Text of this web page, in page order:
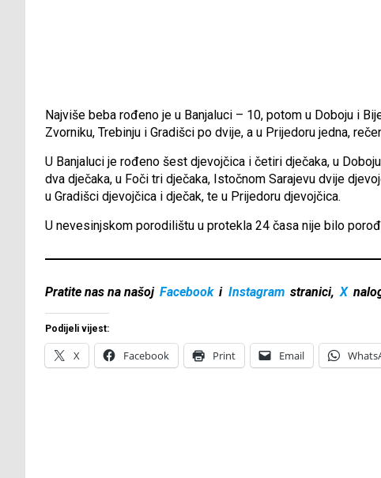
Najviše beba rođeno je u Banjaluci – 10, potom u Doboju i
Zvorniku, Trebinju i Gradišci po dvije, a u Prijedoru jedna,
U Banjaluci je rođeno šest djevojčica i četiri dječaka, u
dva dječaka, u Foči tri dječaka, Istočnom Sarajevu dvije
u Gradišci djevojčica i dječak, te u Prijedoru djevojčica.
U nevesinjskom porodilištu u protekla 24 časa nije bilo
Pratite nas na našoj Facebook i Instagram stranici, X
Podijeli vijest:
X Facebook Print Email